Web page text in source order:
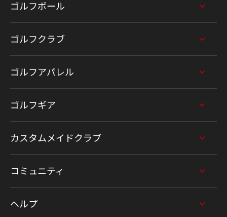
ゴルフボール
ゴルフクラブ
ゴルフアパレル
ゴルフギア
カスタムメイドクラブ
コミュニティ
ヘルプ